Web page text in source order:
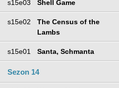
s15e03 Shell Game
s15e02
The Census of the
Lambs
s15e01 Santa, Schmanta
Sezon 14